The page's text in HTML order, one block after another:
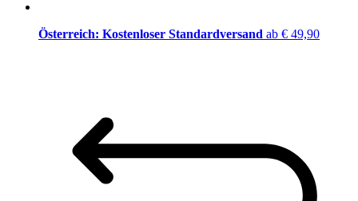
Österreich: Kostenloser Standardversand ab € 49,90